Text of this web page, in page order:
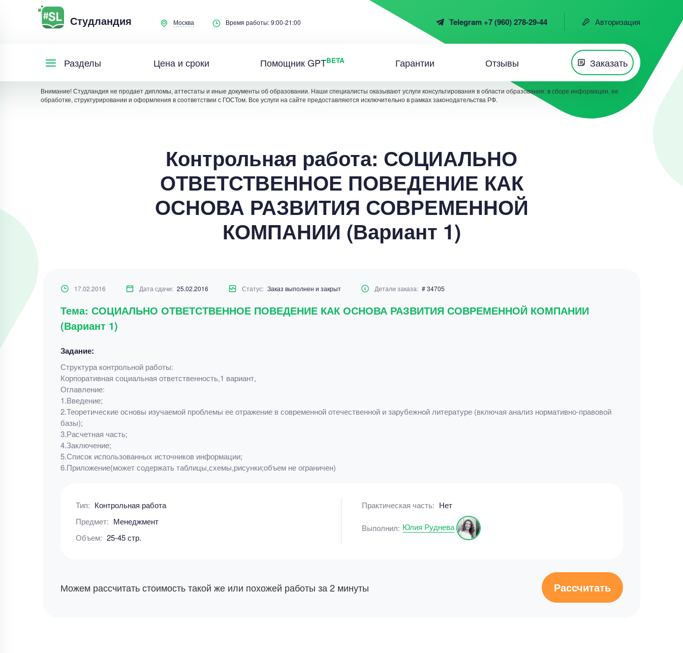
Студландия Москва Время работы: 9:00-21:00 Telegram +7 (960) 278-29-44 Авторизация
Разделы Цена и сроки Помощник GPTBETA Гарантии Отзывы Заказать
Внимание! Студландия не продает дипломы, аттестаты и иные документы об образовании. Наши специалисты оказывают услуги консультирования в области образования: в сборе информации, ее
обработке, структурировании и оформления в соответствии с ГОСТом. Все услуги на сайте предоставляются исключительно в рамках законодательства РФ.
Контрольная работа: СОЦИАЛЬНО
ОТВЕТСТВЕННОЕ ПОВЕДЕНИЕ КАК
ОСНОВА РАЗВИТИЯ СОВРЕМЕННОЙ
КОМПАНИИ (Вариант 1)
17.02.2016 Дата сдачи: 25.02.2016 Статус: Заказ выполнен и закрыт Детали заказа: # 34705
Тема: СОЦИАЛЬНО ОТВЕТСТВЕННОЕ ПОВЕДЕНИЕ КАК ОСНОВА РАЗВИТИЯ СОВРЕМЕННОЙ КОМПАНИИ
(Вариант 1)
Задание:
Структура контрольной работы:
Корпоративная социальная ответственность,1 вариант,
Оглавление:
1.Введение;
2.Теоретические основы изучаемой проблемы ее отражение в современной отечественной и зарубежной литературе (включая анализ нормативно-правовой
базы);
3.Расчетная часть;
4.Заключение;
5.Список использованных источников информации;
6.Приложение(может содержать таблицы,схемы,рисунки;объем не ограничен)
Тип: Контрольная работа
Предмет: Менеджмент
Объем: 25-45 стр.
Практическая часть: Нет
Выполнил: Юлия Руднева
Можем рассчитать стоимость такой же или похожей работы за 2 минуты Рассчитать